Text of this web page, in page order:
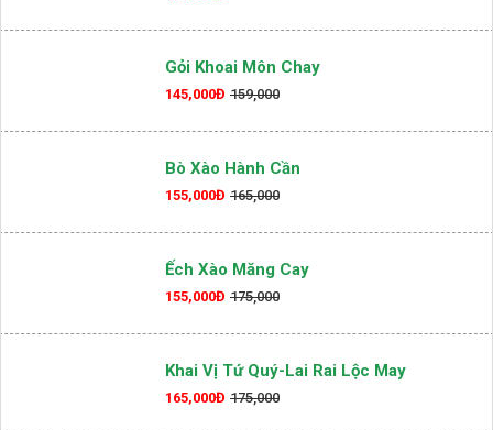
Cá Lóc Nướng Trui Mỡ Hành Đậu Phộng
175,000Đ
Gỏi Khoai Môn Chay
145,000Đ 159,000
Bò Xào Hành Cần
155,000Đ 165,000
Ếch Xào Măng Cay
155,000Đ 175,000